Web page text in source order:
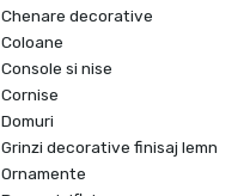
Chenare decorative
Coloane
Console si nise
Cornise
Domuri
Grinzi decorative finisaj lemn
Ornamente